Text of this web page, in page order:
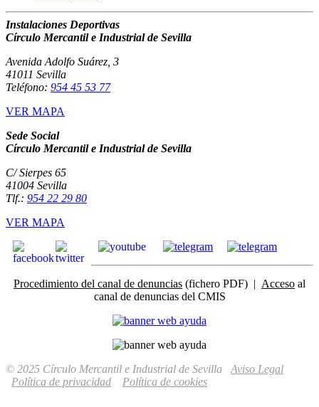
Instalaciones Deportivas
Círculo Mercantil e Industrial de Sevilla
Avenida Adolfo Suárez, 3
41011 Sevilla
Teléfono: 954 45 53 77
VER MAPA
Sede Social
Círculo Mercantil e Industrial de Sevilla
C/ Sierpes 65
41004 Sevilla
Tlf.: 954 22 29 80
VER MAPA
Procedimiento del canal de denuncias (fichero PDF) | Acceso al
canal de denuncias del CMIS
© 2025 Círculo Mercantil e Industrial de Sevilla Aviso Legal
Política de privacidad
Política de cookies